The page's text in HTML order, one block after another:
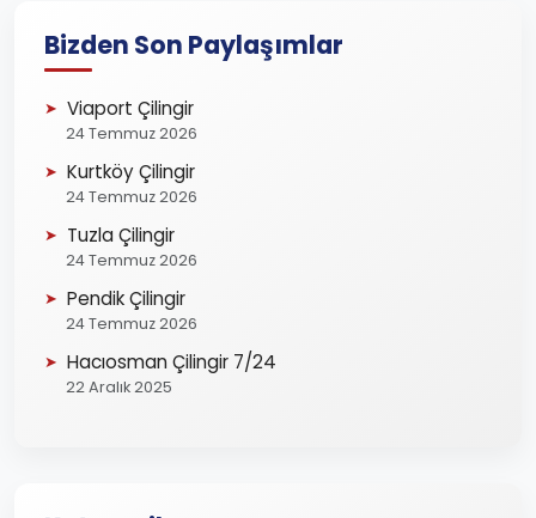
Bizden Son Paylaşımlar
Viaport Çilingir
24 Temmuz 2026
Kurtköy Çilingir
24 Temmuz 2026
Tuzla Çilingir
24 Temmuz 2026
Pendik Çilingir
24 Temmuz 2026
Hacıosman Çilingir 7/24
22 Aralık 2025